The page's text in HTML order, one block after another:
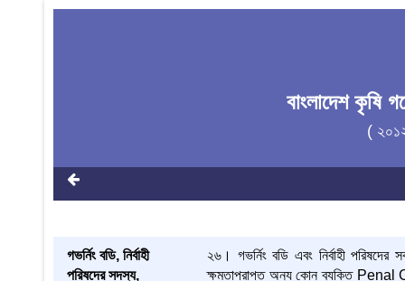
বাংলাদেশ কৃষি
(
গভর্নিং বডি, নির্বাহী
পরিষদের সদস্য,
২৬। গভর্নিং বডি এবং নির্বাহী
ক্ষমতাপ্রাপ্ত অন্য কোন ব্যক্তি